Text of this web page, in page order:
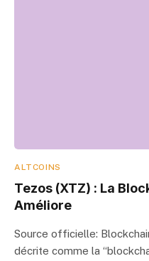
ALTCOINS
Tezos (XTZ) : La
Améliore
Source officielle:
décrite comme la